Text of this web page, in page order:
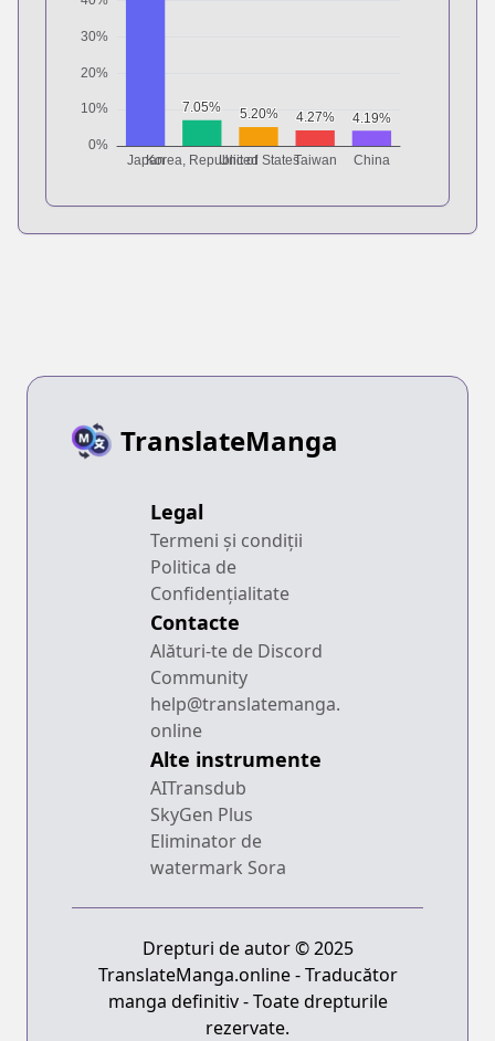
TranslateManga
Legal
Termeni și condiții
Politica de
Confidențialitate
Contacte
Alături-te de Discord
Community
help@translatemanga.
online
Alte instrumente
AITransdub
SkyGen Plus
Eliminator de
watermark Sora
Drepturi de autor © 2025
TranslateManga.online - Traducător
manga definitiv - Toate drepturile
rezervate.